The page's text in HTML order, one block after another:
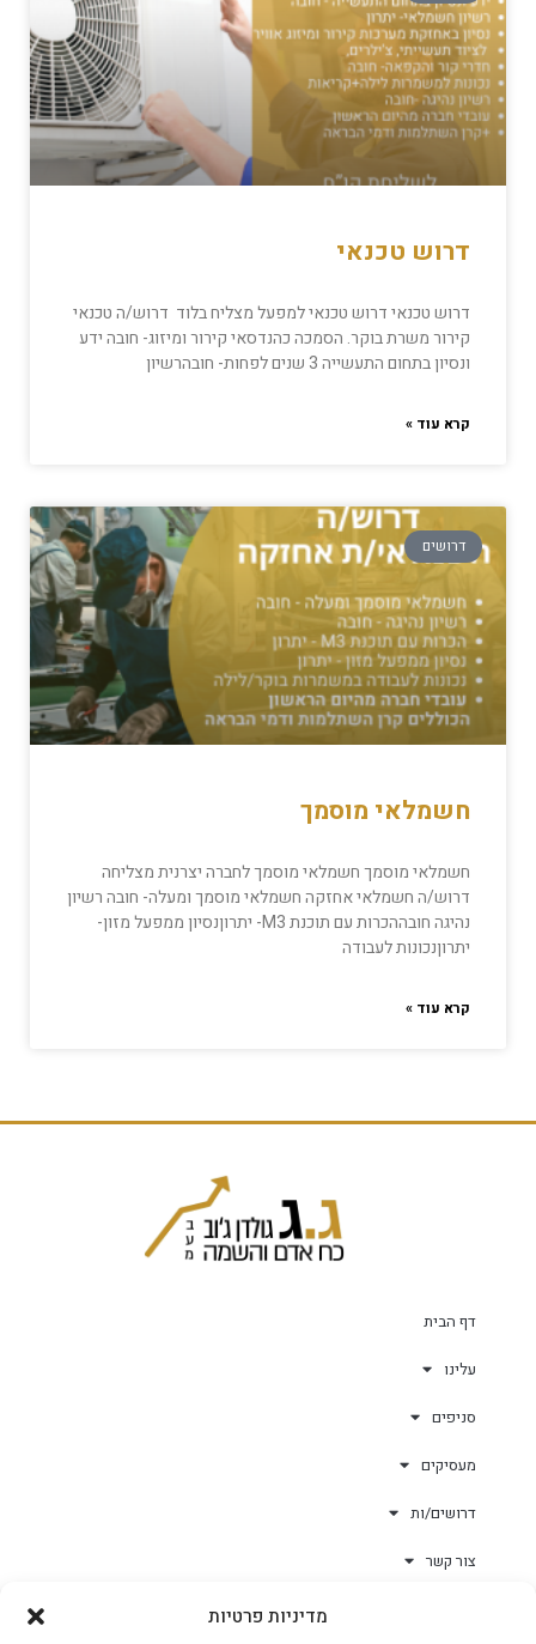
מדיניות פרטיות
דרוש טכנאי
דרוש טכנאי דרוש טכנאי למפעל מצליח בלוד דרוש/ה טכנאי
קירור משרת בוקר. הסמכה כהנדסאי קירור ומיזוג- חובה ידע
ונסיון בתחום התעשייה 3 שנים לפחות- חובהרשיון
קרא עוד »
דרושים
חשמלאי מוסמך
חשמלאי מוסמך חשמלאי מוסמך לחברה יצרנית מצליחה
דרוש/ה חשמלאי אחזקה חשמלאי מוסמך ומעלה- חובה רשיון
נהיגה חובההכרות עם תוכנת M3- יתרוןנסיון ממפעל מזון-
יתרוןנכונות לעבודה
קרא עוד »
דף הבית
עלינו
סניפים
מעסיקים
דרושים/ות
צור קשר